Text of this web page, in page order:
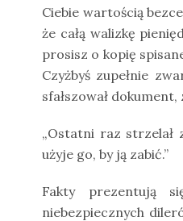
Ciebie wartością
że całą walizkę
prosisz o kopię
Czyżbyś zupełnie
sfałszował
„Ostatni raz strzelał
użyje go, by ją zabić.”
Fakty prezentują
niebezpiecznych